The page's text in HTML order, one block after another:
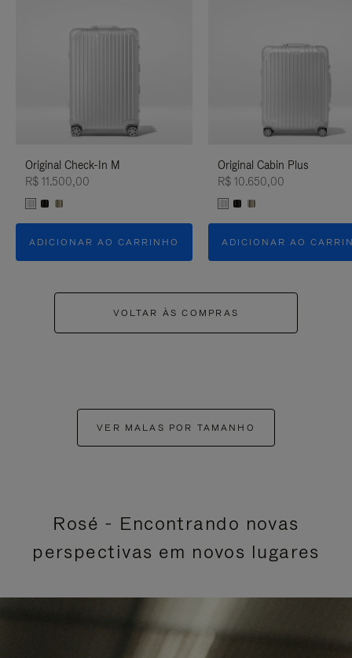
Original Check-In M
R$ 11.500,00
ADICIONAR AO CARRINHO
Original Cabin Plus
R$ 10.650,00
ADICIONAR AO
VOLTAR ÀS COMPRAS
VER MALAS POR TAMANHO
Rosé - Encontrando novas
perspectivas em novos lugares